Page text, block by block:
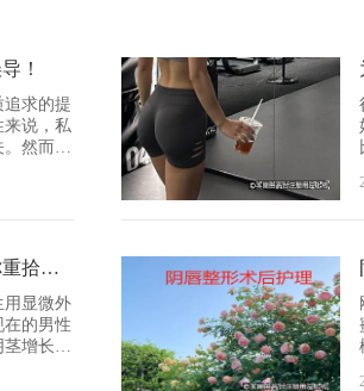
！
求的提
来说，私
然而，
入探讨
方式修
整形术
观和功
缝合，
善私密
男子生殖器切断后成功接回，阴茎增长术让你重拾自信！
用显微外
的男性
茎增长